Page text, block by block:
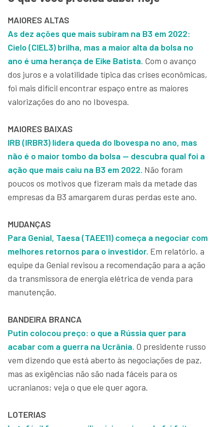
MAIORES ALTAS
As dez ações que mais subiram na B3 em 2022:
Cielo (CIEL3) brilha, mas a maior alta da bolsa no
ano é uma herança de Eike Batista. Com o avanço
dos juros e a volatilidade típica das crises econômicas,
foi mais difícil encontrar espaço entre as maiores
valorizações do ano no Ibovespa.
MAIORES BAIXAS
IRB (IRBR3) lidera queda do Ibovespa no ano, mas
não é o maior tombo da bolsa — descubra qual foi a
ação que mais caiu na B3 em 2022. Não foram
poucos os motivos que fizeram mais da metade das
empresas da B3 amargarem duras perdas este ano.
MUDANÇAS
Para Genial, Taesa (TAEE11) começa a negociar com
melhores retornos para o investidor. Em relatório, a
equipe da Genial revisou a recomendação para a ação
da transmissora de energia elétrica de venda para
manutenção.
BANDEIRA BRANCA
Putin colocou preço: o que a Rússia quer para
acabar com a guerra na Ucrânia. O presidente russo
vem dizendo que está aberto às negociações de paz,
mas as exigências não são nada fáceis para os
ucranianos; veja o que ele quer agora.
LOTERIAS